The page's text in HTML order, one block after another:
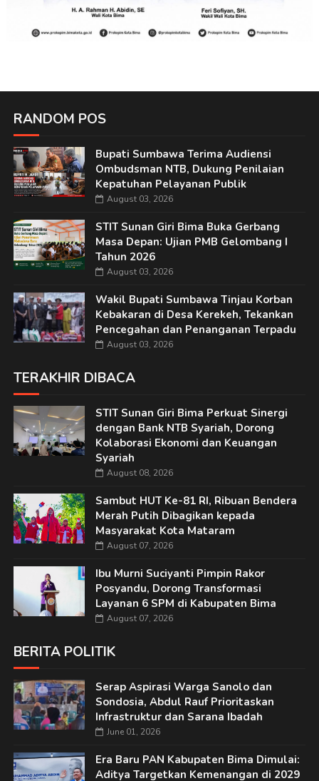
RANDOM POS
Bupati Sumbawa Terima Audiensi
Ombudsman NTB, Dukung Penilaian
Kepatuhan Pelayanan Publik
August 03, 2026
STIT Sunan Giri Bima Buka Gerbang
Masa Depan: Ujian PMB Gelombang I
Tahun 2026
August 03, 2026
Wakil Bupati Sumbawa Tinjau Korban
Kebakaran di Desa Kerekeh, Tekankan
Pencegahan dan Penanganan Terpadu
August 03, 2026
TERAKHIR DIBACA
STIT Sunan Giri Bima Perkuat Sinergi
dengan Bank NTB Syariah, Dorong
Kolaborasi Ekonomi dan Keuangan
Syariah
August 08, 2026
Sambut HUT Ke-81 RI, Ribuan Bendera
Merah Putih Dibagikan kepada
Masyarakat Kota Mataram
August 07, 2026
Ibu Murni Suciyanti Pimpin Rakor
Posyandu, Dorong Transformasi
Layanan 6 SPM di Kabupaten Bima
August 07, 2026
BERITA POLITIK
Serap Aspirasi Warga Sanolo dan
Sondosia, Abdul Rauf Prioritaskan
Infrastruktur dan Sarana Ibadah
June 01, 2026
Era Baru PAN Kabupaten Bima Dimulai:
Aditya Targetkan Kemenangan di 2029